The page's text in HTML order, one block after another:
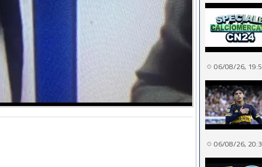
06/08/26,
06/08/26,